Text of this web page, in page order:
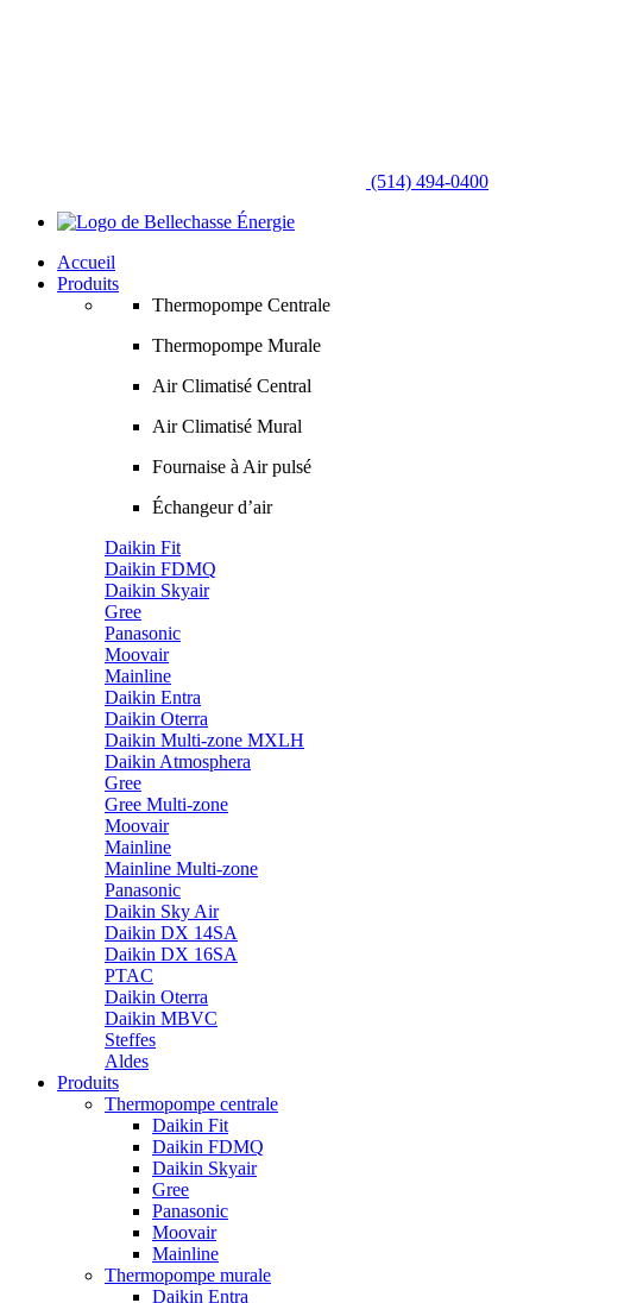
(514) 494-0400
Accueil
Produits
Thermopompe Centrale
Thermopompe Murale
Air Climatisé Central
Air Climatisé Mural
Fournaise à Air pulsé
Échangeur d’air
Daikin Fit
Daikin FDMQ
Daikin Skyair
Gree
Panasonic
Moovair
Mainline
Daikin Entra
Daikin Oterra
Daikin Multi-zone MXLH
Daikin Atmosphera
Gree
Gree Multi-zone
Moovair
Mainline
Mainline Multi-zone
Panasonic
Daikin Sky Air
Daikin DX 14SA
Daikin DX 16SA
PTAC
Daikin Oterra
Daikin MBVC
Steffes
Aldes
Produits
Thermopompe centrale
Daikin Fit
Daikin FDMQ
Daikin Skyair
Gree
Panasonic
Moovair
Mainline
Thermopompe murale
Daikin Entra